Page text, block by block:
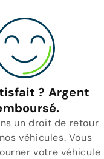
? Argent
un droit de retour
véhicules. Vous
votre véhicule